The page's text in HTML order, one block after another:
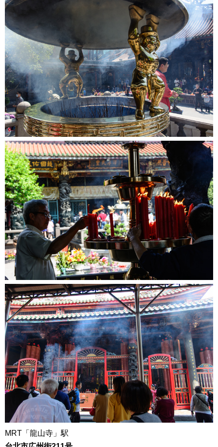
MRT「龍山寺」駅